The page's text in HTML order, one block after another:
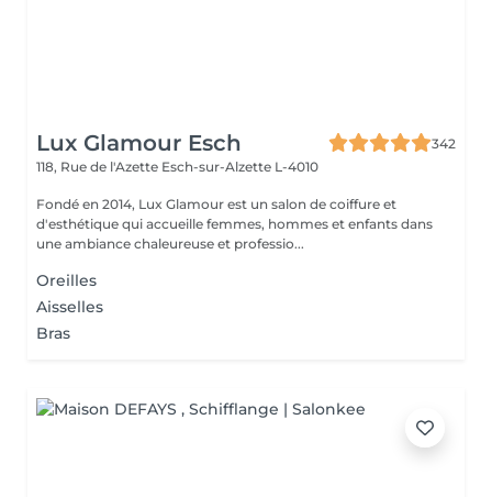
Lux Glamour Esch
342
118, Rue de l'Azette Esch-sur-Alzette L-4010
Fondé en 2014, Lux Glamour est un salon de coiffure et
d'esthétique qui accueille femmes, hommes et enfants dans
une ambiance chaleureuse et professio...
Oreilles
Aisselles
Bras